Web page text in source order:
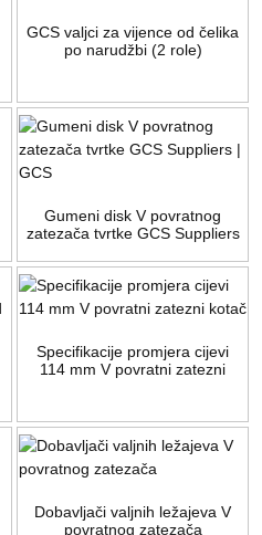
GCS valjci za vijence od čelika
po narudžbi (2 role)
Gumeni disk V povratnog
zatezača tvrtke GCS Suppliers
Specifikacije promjera cijevi
114 mm V povratni zatezni
Dobavljači valjnih ležajeva V
povratnog zatezača